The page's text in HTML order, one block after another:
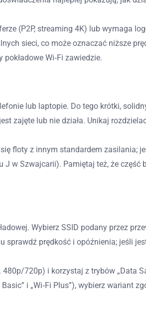
(P2P, streaming 4K) lub wymaga
sieci, co może oznaczać niższe
Wi‑Fi zawiedzie.
lub laptopie. Do tego krótki,
zajęte lub nie działa. Unikaj
floty z innym standardem zasilania;
w Szwajcarii). Pamiętaj też, że
Wybierz SSID podany przez
prędkość i opóźnienia; jeśli
720p) i korzystaj z trybów „Data
i „Wi‑Fi Plus”), wybierz wariant